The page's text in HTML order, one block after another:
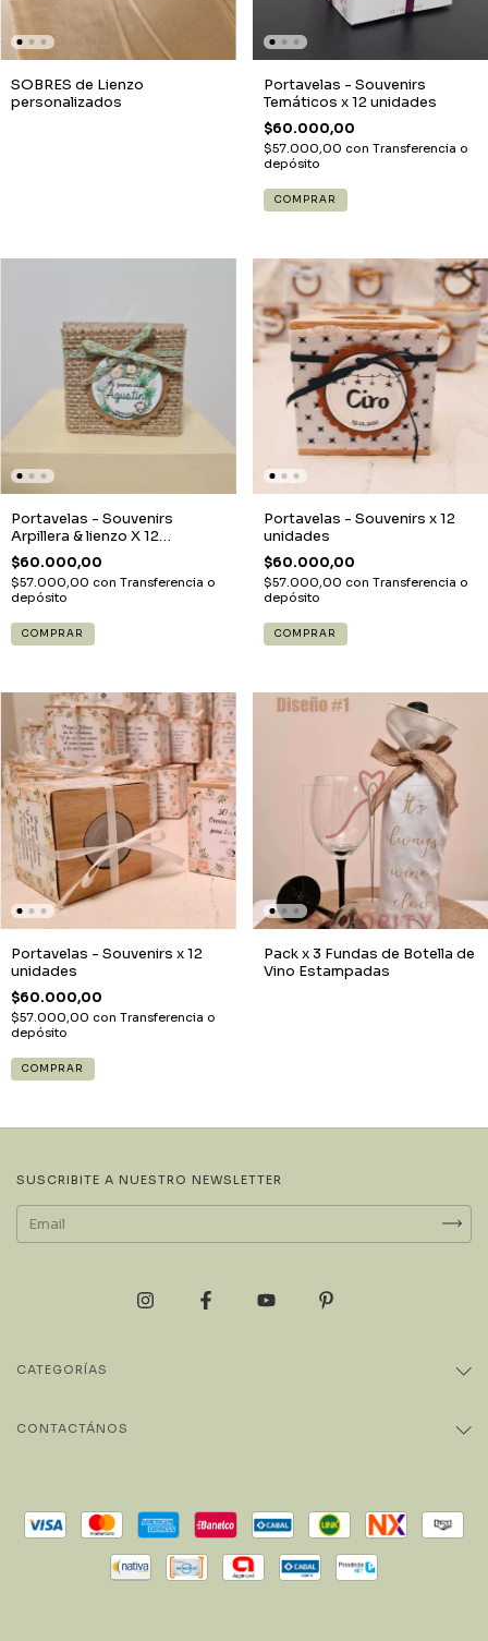
SOBRES de Lienzo
personalizados
Portavelas - Souvenirs
Temáticos x 12 unidades
$60.000,00
$57.000,00 con Transferencia o
depósito
Portavelas - Souvenirs
Arpillera & lienzo X 12
unidades
$60.000,00
$57.000,00 con Transferencia o
depósito
Portavelas - Souvenirs x 12
unidades
$60.000,00
$57.000,00 con Transferencia o
depósito
Portavelas - Souvenirs x 12
unidades
$60.000,00
$57.000,00 con Transferencia o
depósito
Pack x 3 Fundas de Botella de
Vino Estampadas
SUSCRIBITE A NUESTRO NEWSLETTER
CATEGORÍAS
CONTACTÁNOS